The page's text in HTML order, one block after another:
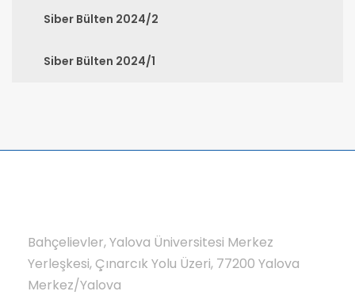
Siber Bülten 2024/2
Siber Bülten 2024/1
Bahçelievler, Yalova Üniversitesi Merkez
Yerleşkesi, Çınarcık Yolu Üzeri, 77200 Yalova
Merkez/Yalova